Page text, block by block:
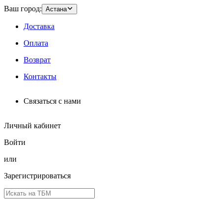
Ваш город: Астана
Доставка
Оплата
Возврат
Контакты
Связаться с нами
Личный кабинет
Войти
или
Зарегистрироваться